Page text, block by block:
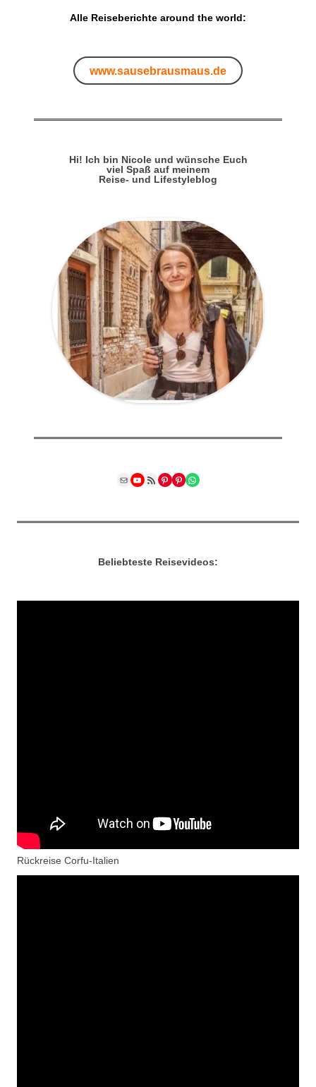
Alle Reiseberichte around the world:
www.sausebrausmaus.de
Hi! Ich bin Nicole und wünsche Euch
viel Spaß auf meinem
Reise- und Lifestyleblog
MailYouTube
RSS FeedPinterest
Pinterest
WhatsApp
Beliebteste Reisevideos:
Rückreise Corfu-Italien